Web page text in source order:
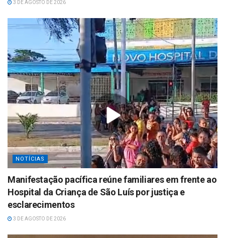
3 DE AGOSTO DE 2026
NOTÍCIAS
Manifestação pacífica reúne familiares em frente ao
Hospital da Criança de São Luís por justiça e
esclarecimentos
3 DE AGOSTO DE 2026